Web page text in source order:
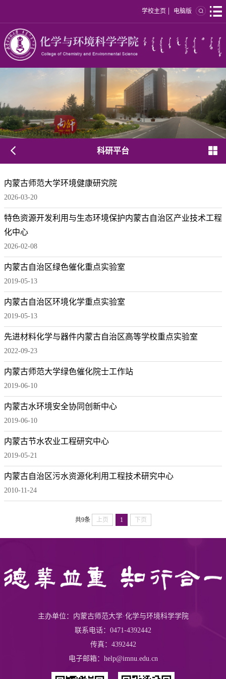
学校主页 | 电脑版
科研平台
内蒙古师范大学环境健康研究院
2026-03-20
特色资源开发利用与生态环境保护内蒙古自治区产业技术工程
化中心
2026-02-08
内蒙古自治区绿色催化重点实验室
2019-05-13
内蒙古自治区环境化学重点实验室
2019-05-13
先进材料化学与器件内蒙古自治区高等学校重点实验室
2022-09-23
内蒙古师范大学绿色催化院士工作站
2019-06-10
内蒙古水环境安全协同创新中心
2019-06-10
内蒙古节水农业工程研究中心
2019-05-21
内蒙古自治区污水资源化利用工程技术研究中心
2010-11-24
共9条 上页 1 下页
主办单位：内蒙古师范大学·化学与环境科学学院
联系电话：0471-4392442
传真：4392442
电子邮箱：help@imnu.edu.cn